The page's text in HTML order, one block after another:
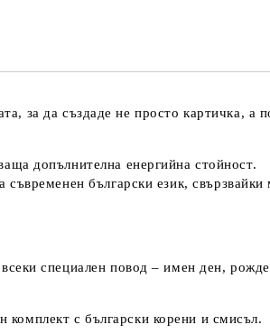
, за да създаде не просто картичка, а
допълнителна енергийна стойност.
съвременен български език, свързвайки
специален повод – имен ден,
комплект с български корени и смисъл.